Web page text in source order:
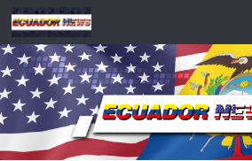
Saltar al contenido